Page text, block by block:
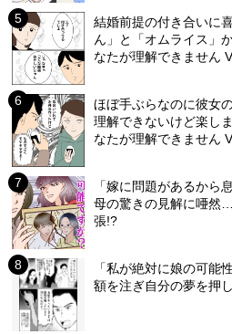
結婚前提の付き合いに
ん」と「オムライス」
なたが理解できません
ほぼ手ぶらなのに彼女
理解できないけど楽し
なたが理解できません
「嫁に問題があるから
母の驚きの見解に唖然
張!?
「私が絶対に娘の可
額を注ぎ自分の夢を押